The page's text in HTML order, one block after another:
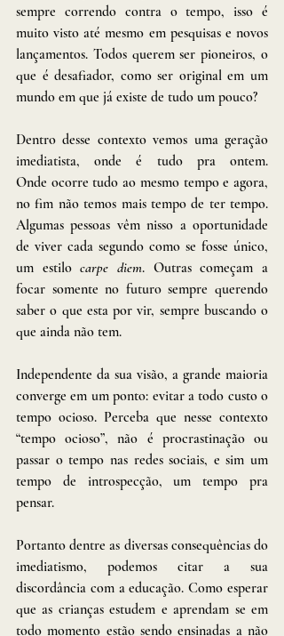
sempre correndo contra o tempo, isso é
muito visto até mesmo em pesquisas e novos
lançamentos. Todos querem ser pioneiros, o
que é desafiador, como ser original em um
mundo em que já existe de tudo um pouco?
Dentro desse contexto vemos uma geração
imediatista, onde é tudo pra ontem.
Onde ocorre tudo ao mesmo tempo e agora,
no fim não temos mais tempo de ter tempo.
Algumas pessoas vêm nisso a oportunidade
de viver cada segundo como se fosse único,
um estilo carpe diem. Outras começam a
focar somente no futuro sempre querendo
saber o que esta por vir, sempre buscando o
que ainda não tem.
Independente da sua visão, a grande maioria
converge em um ponto: evitar a todo custo o
tempo ocioso. Perceba que nesse contexto
“tempo ocioso”, não é procrastinação ou
passar o tempo nas redes sociais, e sim um
tempo de introspecção, um tempo pra
pensar.
Portanto dentre as diversas consequências do
imediatismo, podemos citar a sua
discordância com a educação. Como esperar
que as crianças estudem e aprendam se em
todo momento estão sendo ensinadas a não